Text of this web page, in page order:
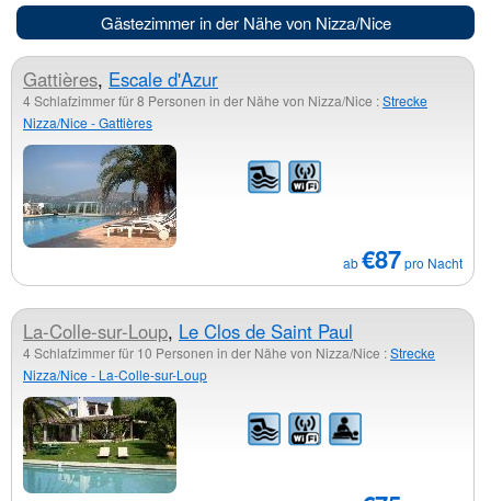
Gästezimmer in der Nähe von Nizza/Nice
Gattières, Escale d'Azur
4 Schlafzimmer für 8 Personen in der Nähe von Nizza/Nice :Strecke
Nizza/Nice - Gattières
ab€87pro Nacht
La-Colle-sur-Loup, Le Clos de Saint Paul
4 Schlafzimmer für 10 Personen in der Nähe von Nizza/Nice :Strecke
Nizza/Nice - La-Colle-sur-Loup